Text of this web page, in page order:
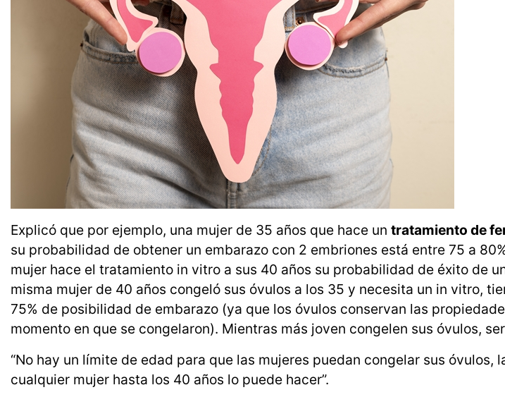
Explicó que por ejemplo, una mujer de 35 años que hace un tratamiento de
su probabilidad de obtener un embarazo con 2 embriones está entre 75 a
mujer hace el tratamiento in vitro a sus 40 años su probabilidad de éxito de
misma mujer de 40 años congeló sus óvulos a los 35 y necesita un in vitro,
75% de posibilidad de embarazo (ya que los óvulos conservan las
momento en que se congelaron). Mientras más joven congelen sus óvulos,
“No hay un límite de edad para que las mujeres puedan congelar sus óvulos,
cualquier mujer hasta los 40 años lo puede hacer”.